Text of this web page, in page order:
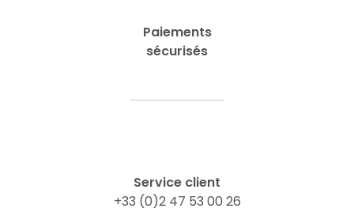
Paiements
sécurisés
Service client
+33 (0)2 47 53 00 26